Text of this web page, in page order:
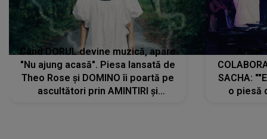
Când DORUL devine muzică, apare
"Nu ajung acasă". Piesa lansată de
Theo Rose și DOMINO îi poartă pe
ascultători prin AMINTIRI și
SACHA:
o piesă